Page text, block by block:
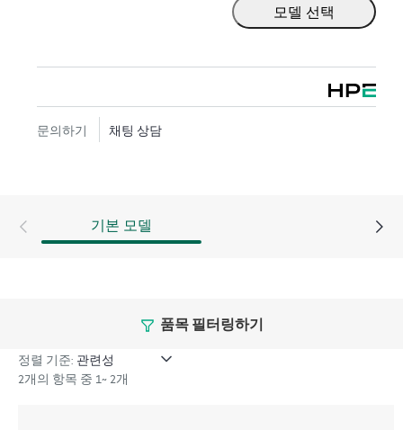
모델 선택
문의하기 채팅 상담
기본 모델
품목 필터링하기
정렬 기준:
2개의 항목 중 1~ 2개